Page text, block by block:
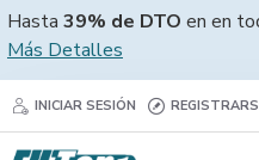
Hasta 39% de DTO en en
Más Detalles
INICIAR SESIÓN